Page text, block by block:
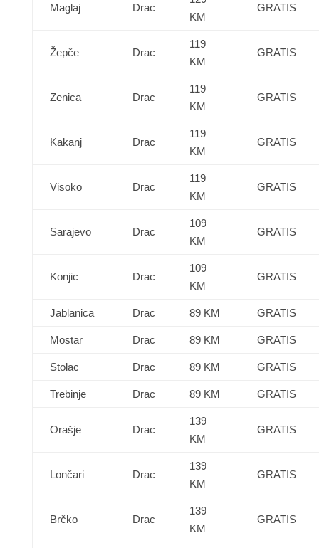
Maglaj Drac
KM
GRATIS
Žepče Drac
119
KM
GRATIS
Zenica Drac
119
KM
GRATIS
Kakanj Drac
119
KM
GRATIS
Visoko Drac
119
KM
GRATIS
Sarajevo Drac
109
KM
GRATIS
Konjic Drac
109
KM
GRATIS
Jablanica Drac 89 KM GRATIS
Mostar Drac 89 KM GRATIS
Stolac Drac 89 KM GRATIS
Trebinje Drac 89 KM GRATIS
Orašje Drac
139
KM
GRATIS
Lončari Drac
139
KM
GRATIS
Brčko Drac
139
KM
GRATIS